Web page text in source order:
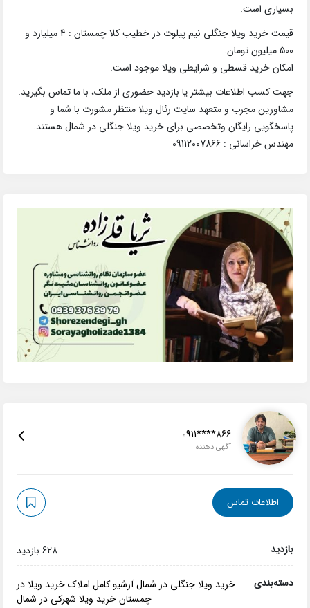
بسیاری است.
قیمت خرید ویلا جنگلی نیم پیلوت در خطیب کلا چمستان : 4 میلیارد و
500 میلیون تومان.
امکان خرید قسطی و شرایطی ویلا موجود است.
جهت کسب اطلاعات بیشتر یا بازدید حضوری از ملک، با ما تماس بگیرید.
مشاورین مجرب و متعهد سایت رئال ویلا منتظر مشورت با شما و
پاسخگویی رایگان وتخصصی برای خرید ویلا جنگلی در شمال هستند.
مهندس خراسانی : 09112007866
0911****866
آگهی دهنده
اطلاعات تماس
بازدید 628 بازدید
دسته‌بندی خرید ویلا جنگلی در شمالآرشیو کامل املاک خرید ویلا در
چمستان خرید ویلا شهرکی در شمال